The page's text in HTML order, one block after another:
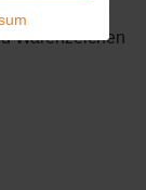
Die Rechte
Warenzeichen